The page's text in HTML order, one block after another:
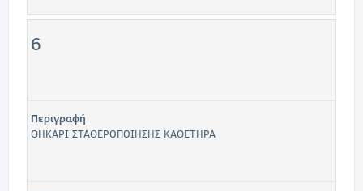
6
Περιγραφή
ΘΗΚΑΡI ΣΤΑΘΕΡΟΠΟΙΗΣΗΣ ΚΑΘΕΤΗΡΑ